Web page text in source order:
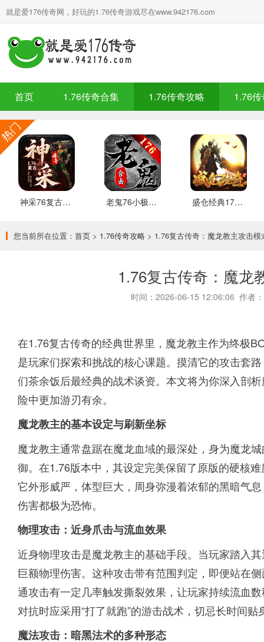
就是爱176传奇网，好玩的1.76传奇游戏尽在www.942176.com
首页 1.76传奇合集 1.76传奇攻略 1.76
神采76复古加强版 安卓下载 老鬼76小极品合击 推荐 盛仓经典176 安卓下载
您当前所在位置： 首页 > 1.76传奇攻略 > 1.76复古传奇：魔龙教主攻击模
1.76复古传奇：魔龙
时间：2026-06-15 12:06:06 作者：
在1.76复古传奇的经典世界里，魔龙教主作为终极
是玩家们探索和挑战的核心课题。摸清它的攻击套
们茶余饭后最经典的战术谈资。本文将为你深入剖
险中更加游刃有余。
魔龙教主的基本设定与刷新坐标
魔龙教主通常盘踞在魔龙血域的最深处，身为魔龙
御。在1.76版本中，其设定完美保留了原版的硬核
它外形威严，体型巨大，周身弥漫着浓郁的黑暗气
伤害都极为恐怖。
物理攻击：近身爪击与流血效果
近身物理攻击是魔龙教主的基础手段。当玩家踏入
巨额物理伤害。这种攻击带有范围判定，即便站在
通攻击有一定几率触发撕裂效果，让玩家持续流血
对抗时应采用“打了就跑”的游击战术，切忌长时间贴
魔法攻击：暗黑法术的多种形态